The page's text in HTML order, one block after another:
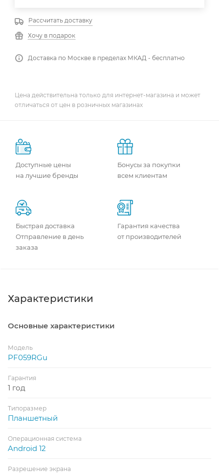
Рассчитать доставку
Хочу в подарок
Доставка по Москве в пределах МКАД - бесплатно
Цена действительна только для интернет-магазина и может
отличаться от цен в розничных магазинах
Доступные цены
на лучшие бренды
Бонусы за покупки
всем клиентам
Быстрая доставка
Отправление в день
заказа
Гарантия качества
от производителей
Характеристики
Основные характеристики
Модель
PF059RGu
Гарантия
1 год
Типоразмер
Планшетный
Операционная система
Android 12
Разрешение экрана